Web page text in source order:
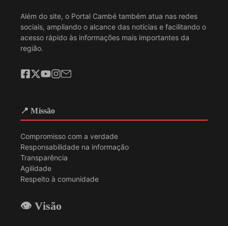
Além do site, o Portal Cambé também atua nas redes
sociais, ampliando o alcance das notícias e facilitando o
acesso rápido às informações mais importantes da
região.
📍 Missão
Compromisso com a verdade
Responsabilidade na informação
Transparência
Agilidade
Respeito à comunidade
👁️ Visão